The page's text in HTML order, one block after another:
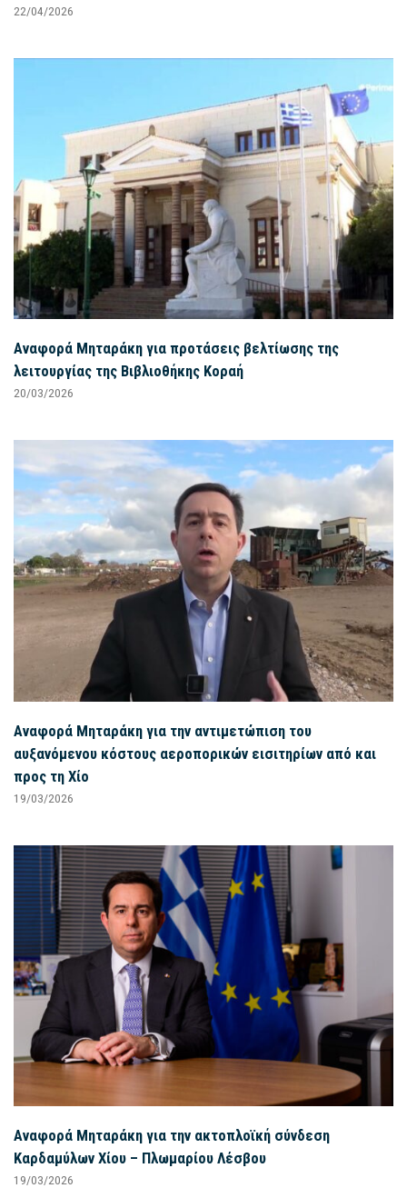
22/04/2026
Αναφορά Μηταράκη για προτάσεις βελτίωσης της
λειτουργίας της Βιβλιοθήκης Κοραή
20/03/2026
Αναφορά Μηταράκη για την αντιμετώπιση του
αυξανόμενου κόστους αεροπορικών εισιτηρίων από και
προς τη Χίο
19/03/2026
Αναφορά Μηταράκη για την ακτοπλοϊκή σύνδεση
Καρδαμύλων Χίου – Πλωμαρίου Λέσβου
19/03/2026